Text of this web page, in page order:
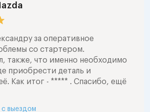
за оперативное
со стартером.
также, что именно необходимо
приобрести деталь и
Как итог - ***** . Спасибо, ещё
с выездом